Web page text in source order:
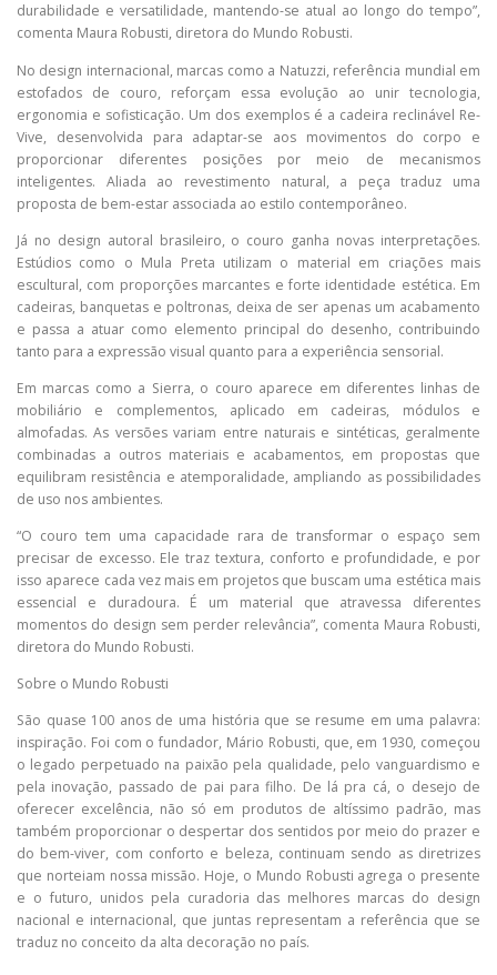
durabilidade e versatilidade, mantendo-se atual ao longo do tempo”,
comenta Maura Robusti, diretora do Mundo Robusti.
No design internacional, marcas como a Natuzzi, referência mundial em
estofados de couro, reforçam essa evolução ao unir tecnologia,
ergonomia e sofisticação. Um dos exemplos é a cadeira reclinável Re-
Vive, desenvolvida para adaptar-se aos movimentos do corpo e
proporcionar diferentes posições por meio de mecanismos
inteligentes. Aliada ao revestimento natural, a peça traduz uma
proposta de bem-estar associada ao estilo contemporâneo.
Já no design autoral brasileiro, o couro ganha novas interpretações.
Estúdios como o Mula Preta utilizam o material em criações mais
escultural, com proporções marcantes e forte identidade estética. Em
cadeiras, banquetas e poltronas, deixa de ser apenas um acabamento
e passa a atuar como elemento principal do desenho, contribuindo
tanto para a expressão visual quanto para a experiência sensorial.
Em marcas como a Sierra, o couro aparece em diferentes linhas de
mobiliário e complementos, aplicado em cadeiras, módulos e
almofadas. As versões variam entre naturais e sintéticas, geralmente
combinadas a outros materiais e acabamentos, em propostas que
equilibram resistência e atemporalidade, ampliando as possibilidades
de uso nos ambientes.
“O couro tem uma capacidade rara de transformar o espaço sem
precisar de excesso. Ele traz textura, conforto e profundidade, e por
isso aparece cada vez mais em projetos que buscam uma estética mais
essencial e duradoura. É um material que atravessa diferentes
momentos do design sem perder relevância”, comenta Maura Robusti,
diretora do Mundo Robusti.
Sobre o Mundo Robusti
São quase 100 anos de uma história que se resume em uma palavra:
inspiração. Foi com o fundador, Mário Robusti, que, em 1930, começou
o legado perpetuado na paixão pela qualidade, pelo vanguardismo e
pela inovação, passado de pai para filho. De lá pra cá, o desejo de
oferecer excelência, não só em produtos de altíssimo padrão, mas
também proporcionar o despertar dos sentidos por meio do prazer e
do bem-viver, com conforto e beleza, continuam sendo as diretrizes
que norteiam nossa missão. Hoje, o Mundo Robusti agrega o presente
e o futuro, unidos pela curadoria das melhores marcas do design
nacional e internacional, que juntas representam a referência que se
traduz no conceito da alta decoração no país.